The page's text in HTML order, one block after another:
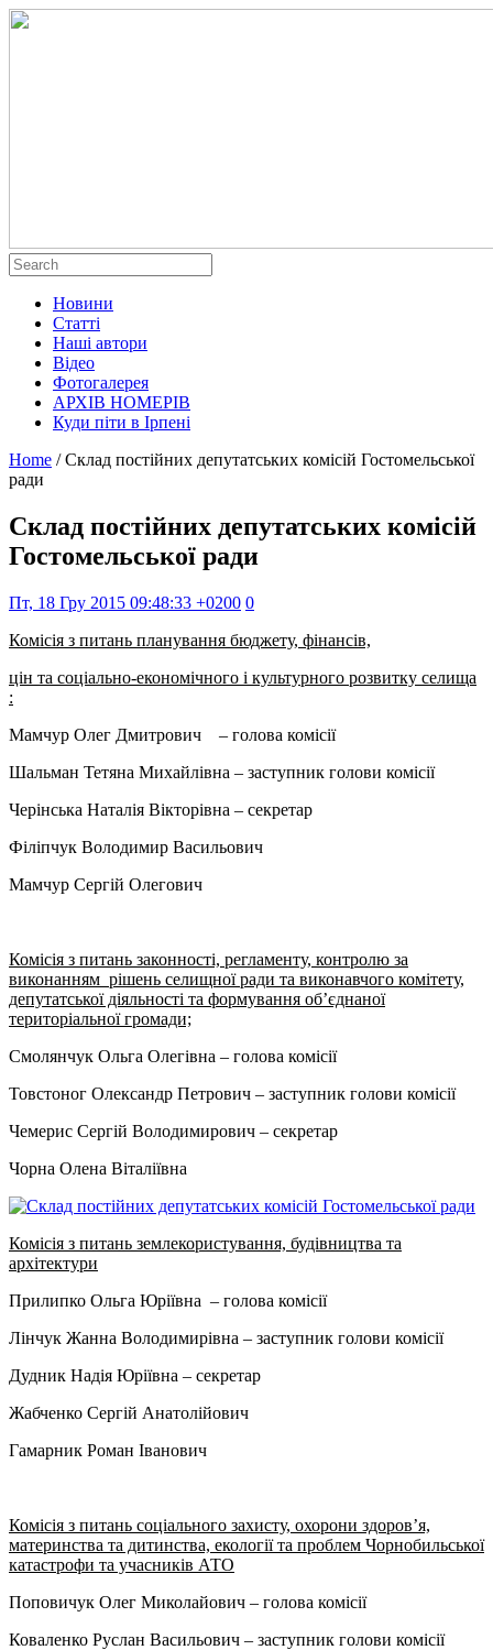
Новини
Статті
Наші автори
Відео
Фотогалерея
АРХІВ НОМЕРІВ
Куди піти в Ірпені
Home / Склад постійних депутатських комісій Гостомельської
ради
Склад постійних депутатських комісій
Гостомельської ради
Пт, 18 Гру 2015 09:48:33 +0200 0
Комісія з питань планування бюджету, фінансів,
цін та соціально-економічного і культурного розвитку селища
:
Мамчур Олег Дмитрович – голова комісії
Шальман Тетяна Михайлівна – заступник голови комісії
Черінська Наталія Вікторівна – секретар
Філіпчук Володимир Васильович
Мамчур Сергій Олегович
Комісія з питань законності, регламенту, контролю за
виконанням рішень селищної ради та виконавчого комітету,
депутатської діяльності та формування об’єднаної
територіальної громади;
Смолянчук Ольга Олегівна – голова комісії
Товстоног Олександр Петрович – заступник голови комісії
Чемерис Сергій Володимирович – секретар
Чорна Олена Віталіївна
Комісія з питань землекористування, будівництва та
архітектури
Прилипко Ольга Юріївна – голова комісії
Лінчук Жанна Володимирівна – заступник голови комісії
Дудник Надія Юріївна – секретар
Жабченко Сергій Анатолійович
Гамарник Роман Іванович
Комісія з питань соціального захисту, охорони здоров’я,
материнства та дитинства, екології та проблем Чорнобильської
катастрофи та учасників АТО
Поповичук Олег Миколайович – голова комісії
Коваленко Руслан Васильович – заступник голови комісії